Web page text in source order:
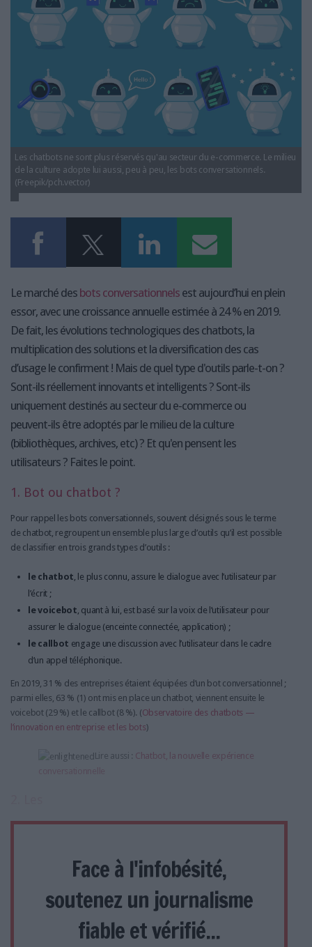
LES GUIDES PRATIQUES
LES BASES DE DONNÉES
L'ESPACE EMPLOI
L'ANNUAIRE DES ACTEURS
LES LIVRES BLANCS
LES SUPPLÉMENTS
NOS OFFRES D'ABONNEMENTS
Les chatbots ne sont plus réservés qu'au secteur du e-commerce. Le milieu
de la culture adopte lui aussi, peu à peu, les bots conversationnels.
(Freepik/pch.vector)
Le marché des bots conversationnels est aujourd’hui en plein
essor, avec une croissance annuelle estimée à 24 % en 2019.
De fait, les évolutions technologiques des chatbots, la
multiplication des solutions et la diversification des cas
d’usage le confirment ! Mais de quel type d'outils parle-t-on ?
Sont-ils réellement innovants et intelligents ? Sont-ils
uniquement destinés au secteur du e-commerce ou
peuvent-ils être adoptés par le milieu de la culture
(bibliothèques, archives, etc) ? Et qu'en pensent les
utilisateurs ? Faites le point.
1. Bot ou chatbot ?
Pour rappel les bots conversationnels, souvent désignés sous le terme
de chatbot, regroupent un ensemble plus large d’outils qu’il est possible
de classifier en trois grands types d’outils :
le chatbot, le plus connu, assure le dialogue avec l’utilisateur par
l’écrit ;
le voicebot, quant à lui, est basé sur la voix de l’utilisateur pour
assurer le dialogue (enceinte connectée, application) ;
le callbot engage une discussion avec l’utilisateur dans le cadre
d’un appel téléphonique.
En 2019, 31 % des entreprises étaient équipées d’un bot conversationnel ;
parmi elles, 63 % (1) ont mis en place un chatbot, viennent ensuite le
voicebot (29 %) et le callbot (8 %). (Observatoire des chatbots —
l’innovation en entreprise et les bots)
Lire aussi : Chatbot, la nouvelle expérience
Face à l'infobésité,
soutenez un journalisme
fiable et vérifié...